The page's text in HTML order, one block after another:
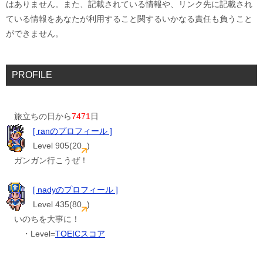
はありません。また、記載されている情報や、リンク先に記載され
ている情報をあなたが利用すること関するいかなる責任も負うこと
ができません。
PROFILE
旅立ちの日から7471日
[ ranのプロフィール ]
Level 905(20 )
ガンガン行こうぜ！
[ nadyのプロフィール ]
Level 435(80 )
いのちを大事に！
・Level=TOEICスコア